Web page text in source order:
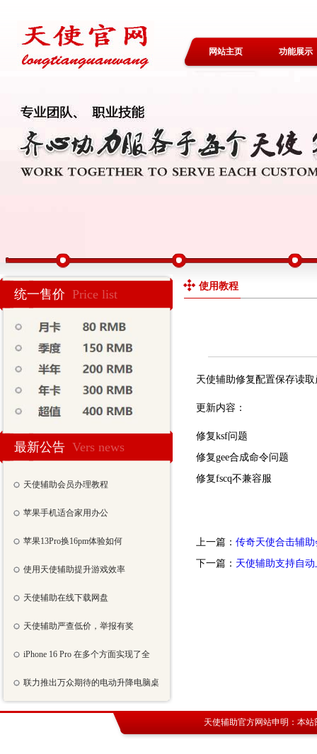
网站主页 功能展示
统一售价 Price list
最新公告 Vers news
天使辅助会员办理教程
苹果手机适合家用办公
苹果13Pro换16pm体验如何
使用天使辅助提升游戏效率
天使辅助在线下载网盘
天使辅助严查低价，举报有奖
iPhone 16 Pro 在多个方面实现了全
联力推出万众期待的电动升降电脑桌
使用教程
天使辅助修复配置保存读
更新内容：
修复ksf问题
修复gee合成命令问题
修复fscq不兼容服
上一篇：传奇天使合击辅
下一篇： 天使辅助支持自
天使辅助官方网站申明：本站